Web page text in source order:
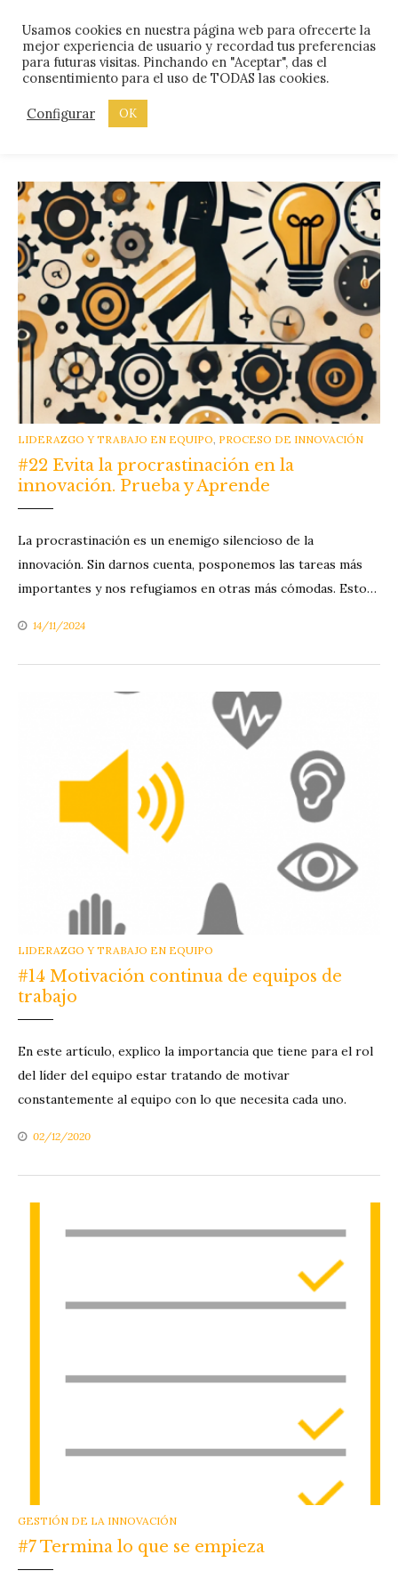
content
Menu
ETIQUETA:EQUIPOS
CATEGORIES
LIDERAZGO Y TRABAJO EN EQUIPO, PROCESO DE INNOVACIÓN
#22 Evita la procrastinación en la
innovación. Prueba y Aprende
La procrastinación es un enemigo silencioso de la
innovación. Sin darnos cuenta, posponemos las tareas más
importantes y nos refugiamos en otras más cómodas. Esto…
14/11/2024
CATEGORIES
LIDERAZGO Y TRABAJO EN EQUIPO
#14 Motivación continua de equipos de
trabajo
En este artículo, explico la importancia que tiene para el rol
del líder del equipo estar tratando de motivar
constantemente al equipo con lo que necesita cada uno.
02/12/2020
CATEGORIES
GESTIÓN DE LA INNOVACIÓN
#7 Termina lo que se empieza
Usamos cookies en nuestra página web para ofrecerte la
mejor experiencia de usuario y recordad tus preferencias
para futuras visitas. Pinchando en "Aceptar", das el
consentimiento para el uso de TODAS las cookies.
Configurar OK